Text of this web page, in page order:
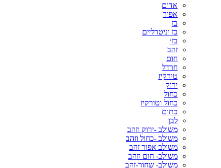
אדום
אפור
בז
בז וניטרליים
בז׳
זהב
חום
חרדל
טורקיז
ירוק
כחול
כחול וטורקיז
כתום
לבן
משולב -ירוק וזהב
משולב -כחול וזהב
משולב אפור זהב
משולב- חום וזהב
משולב- שחור-זהב